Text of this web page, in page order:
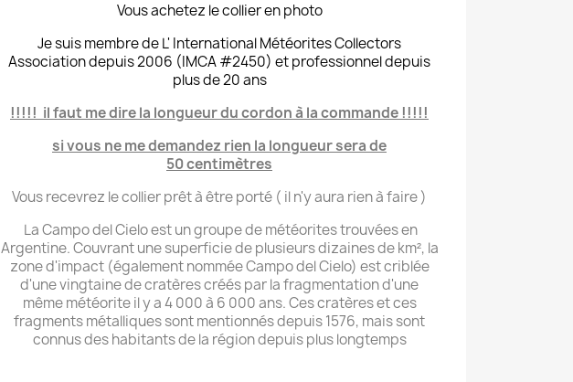
Vous achetez le collier en photo
Je suis membre de L' International Météorites Collectors
Association depuis 2006 (IMCA #2450) et professionnel depuis
plus de 20 ans
!!!!! il faut me dire la longueur du cordon à la commande !!!!!
si vous ne me demandez rien la longueur sera de
50centimètres
Vous recevrez le collier prêt à être porté ( il n'y aura rien à faire )
La Campo del Cielo est un groupe de météorites trouvées en
Argentine. Couvrant une superficie de plusieurs dizaines de km², la
zone d'impact (également nommée Campo del Cielo) est criblée
d'une vingtaine de cratères créés par la fragmentation d'une
même météorite il y a 4 000 à 6 000 ans. Ces cratères et ces
fragments métalliques sont mentionnés depuis 1576, mais sont
connus des habitants de la région depuis plus longtemps